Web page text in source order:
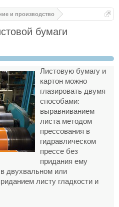
и производство
бумаги
Листовую бумагу и
картон можно
глазировать двумя
способами:
выравниванием
листа методом
прессования в
гидравлическом
прессе без
придания ему
двухвальном или
листу гладкости и